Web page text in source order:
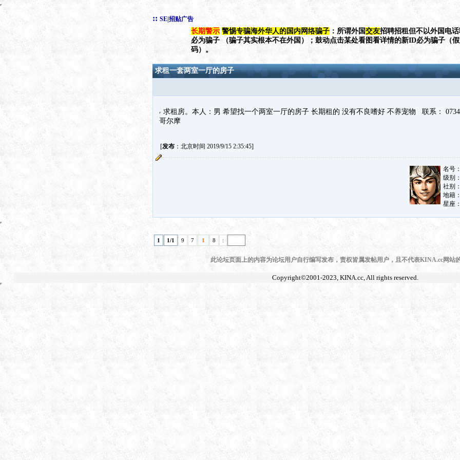
:: SE|招贴广告
长期警示 警惕专骗海外华人的国内网络骗子 ：所谓外国交友招聘招租但不以外国电
必为骗子 （骗子其实根本不在外国）；鼓动点击某处看图看详情的新ID必为骗子（
码）。
求租一套两室一厅的房子
求租房。本人：男 希望找一个两室一厅的房子 长期租的 没有不良嗜好 不养宠物 联系：
哥尔摩
[发布：北京时间 2019/9/15 2:35:45]
1 1/1 9 7 1 8 :
此论坛页面上的内容为论坛用户自行编写发布，责权皆属发帖用户，且不代表KINA.cc网站
Copyright©2001-2023, KINA.cc, All rights reserved.